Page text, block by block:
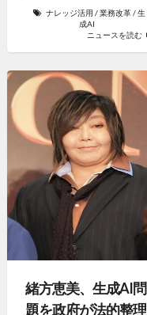
ナレッジ活用 /業務改革/生
成AI
ニュースを読む
緒方恵美、生成AI問
題を政府が法的整理